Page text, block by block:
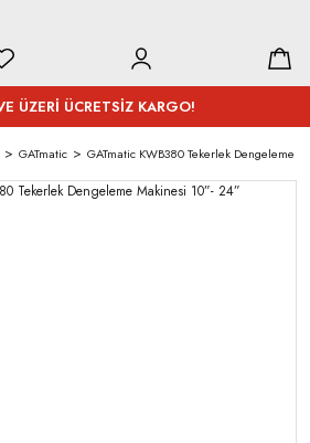
ÜZERİ ÜCRETSİZ KARGO!
GATmatic GATmatic KWB380 Tekerlek Dengeleme